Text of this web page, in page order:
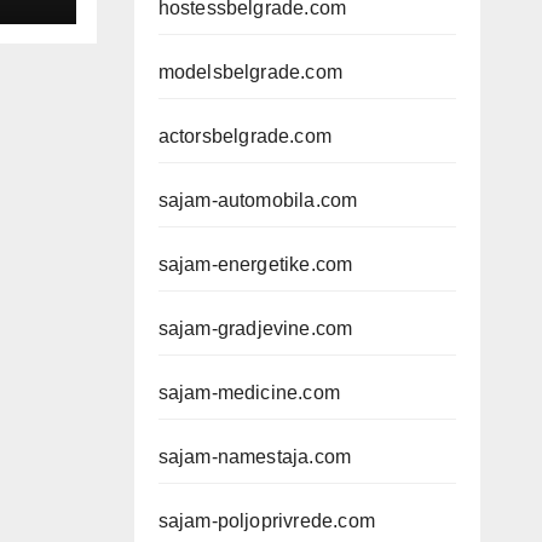
hostessbelgrade.com
modelsbelgrade.com
actorsbelgrade.com
sajam-automobila.com
sajam-energetike.com
sajam-gradjevine.com
sajam-medicine.com
sajam-namestaja.com
sajam-poljoprivrede.com